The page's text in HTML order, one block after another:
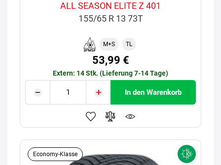
ALL SEASON ELITE Z 401
155/65 R 13 73T
M+S TL
53,99 €
Extern: 14 Stk. (Lieferung 7-14 Tage)
In den Warenkorb
Economy-Klasse